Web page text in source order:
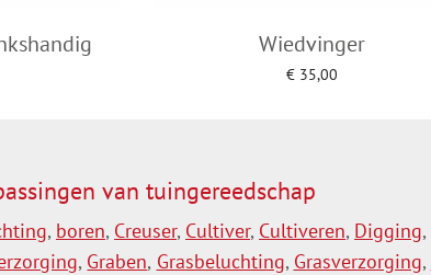
Wiedvinger
€ 35,00
van tuingereedschap
, boren, Creuser, Cultiver, Cultiveren, Digging,
, Graben, Grasbeluchting, Grasverzorging,